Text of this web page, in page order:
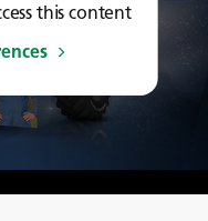
this content